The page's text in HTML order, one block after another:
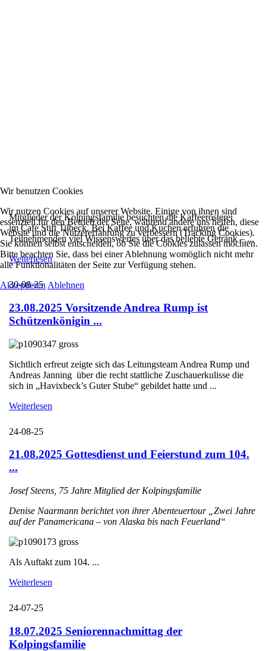
Mitglieder der Kolpingsfamilie besuchten die Kaffeerösterei
im Café Stift Tilbeck. Bei Kaffee und Kuchen erfuhren die
Teilnehmenden viel Wissenswertes über das beliebte Getränk – ...
Weiterlesen
30-08-25
23.08.2025 Vorsitzende Andrea Rump ist
Schützenkönigin ...
Sichtlich erfreut zeigte sich das Leitungsteam Andrea Rump und
Andreas Janning über die recht stattliche Zuschauerkulisse die
sich in „Havixbeck’s Guter Stube“ gebildet hatte und ...
Weiterlesen
24-08-25
21.08.2025 Gottesdienst und Feierstund zum 104.
...
Josef Steens, 75 Jahre Mitglied der Kolpingsfamilie
Denise Naarmann berichtet von ihrer Abenteuertour „Zwei Jahre
auf der Panamericana – von Alaska bis nach Feuerland“
Als Auftakt zum 104. ...
Weiterlesen
24-07-25
18.07.2025 Seniorennachmittag der
Kolpingsfamilie
Wir benutzen Cookies
Wir nutzen Cookies auf unserer Website. Einige von ihnen sind
essenziell für den Betrieb der Seite, während andere uns helfen, diese
Website und die Nutzererfahrung zu verbessern (Tracking Cookies).
Sie können selbst entscheiden, ob Sie die Cookies zulassen möchten.
Bitte beachten Sie, dass bei einer Ablehnung womöglich nicht mehr
alle Funktionalitäten der Seite zur Verfügung stehen.
Akzeptieren Ablehnen